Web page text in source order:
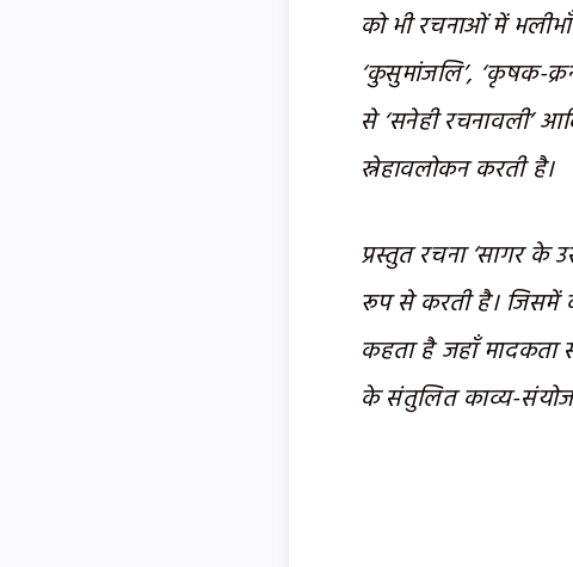
को भी रचनाओं में
‘कुसुमांजलि’, ‘कृषक-
से ‘सनेही रचनावली’
स्नेहावलोकन करती है।
प्रस्तुत रचना ‘सागर के
रूप से करती है। जिसमें
कहता है जहाँ मादकता
के संतुलित काव्य-